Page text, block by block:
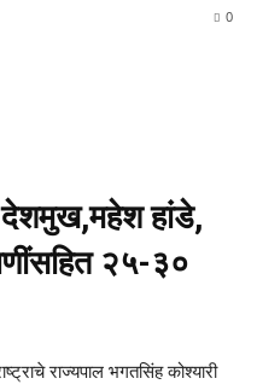
0
देशमुख,महेश हांडे,
२५-३०
राज्यपाल भगतसिंह कोश्यारी